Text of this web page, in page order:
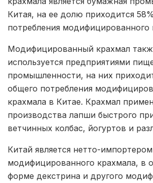
Китая, на ее долю приходится
потребления модифицированного
Модифицированный крахмал
используется предприятиями
промышленности, на них
общего потребления
крахмала в Китае. Крахмал
производства лапши быстрого
ветчинных колбас, йогуртов и
Китай является нетто-импортером
модифицированного крахмала, в
форме декстрина и другого